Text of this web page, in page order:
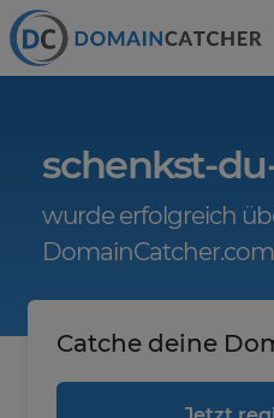
schenkst-
wurde erfolgreich
Catche deine